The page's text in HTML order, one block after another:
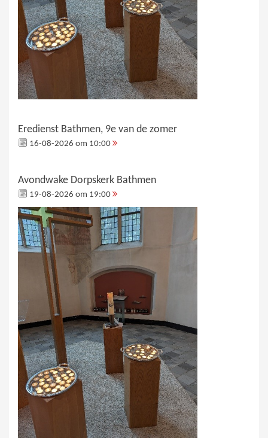
Eredienst Bathmen, 9e van de zomer
16-08-2026 om 10:00
Avondwake Dorpskerk Bathmen
19-08-2026 om 19:00